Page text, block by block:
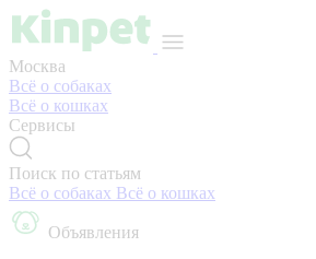
Москва
Всё о собаках
Всё о кошках
Сервисы
Поиск по статьям
Всё о собаках Всё о кошках
Объявления